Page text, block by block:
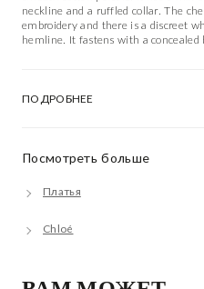
Посмотреть больше
Платья
Chloé
neckline and a ruffled collar. The
embroidery and there is a discreet
hemline. It fastens with a concealed
ПОДРОБНЕЕ